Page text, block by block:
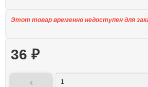
Этот товар временно недоступен для
36 ₽
